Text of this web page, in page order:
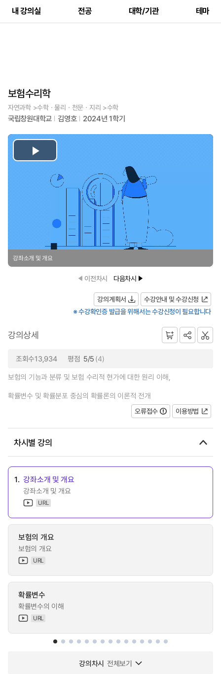
내 강의실 전공 대학/기관 테마
보험수리학
자연과학 >수학ㆍ물리ㆍ천문ㆍ지리 >수학
국립창원대학교 김영호 2024년 1학기
Play
Video
강좌소개 및 개요
이전차시 다음차시
강의계획서
수강안내 및 수강신청
※ 수강확인증 발급을 위해서는 수강신청이 필요합니다
강의상세
조회수13,934 평점 5/5 (4)
보험의 기능과 분류 및 보험 수리적 현가에 대한 원리 이해,
확률변수 및 확률분포 중심의 확률론의 이론적 전개
오류접수
이용방법
차시별 강의
1. 강좌소개 및 개요
강좌소개 및 개요
URL
보험의 개요
보험의 개요
URL
확률변수
확률변수의 이해
URL
강의차시 전체보기